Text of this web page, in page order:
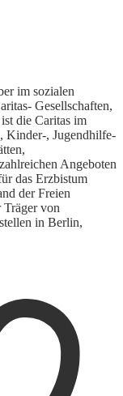
im sozialen
Gesellschaften,
die Caritas im
Kinder-, Jugendhilfe-
Angeboten
das Erzbistum
der Freien
Träger von
in Berlin,